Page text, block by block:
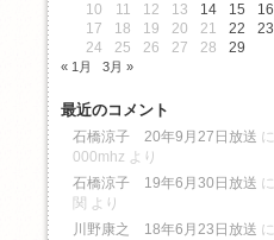
10
11 12 13 14 15
16
17
18 19 20 21 22
23
24
25 26 27 28 29
« 1月 3月 »
最近のコメント
石橋涼子 20年9月27日放送 に
000mhz より
石橋涼子 19年6月30日放送 に
関 より
川野康之 18年6月23日放送 に